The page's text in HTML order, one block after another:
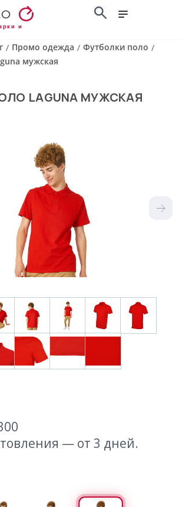
и
/ Промо одежда / Футболки поло /
мужская
LAGUNA МУЖСКАЯ
— от 3 дней.